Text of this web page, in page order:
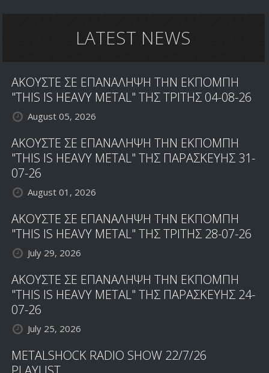
LATEST NEWS
ΑΚΟΥΣΤΕ ΣΕ ΕΠΑΝΑΛΗΨΗ ΤΗΝ ΕΚΠΟΜΠΗ
"THIS IS HEAVY METAL" ΤΗΣ ΤΡΙΤΗΣ 04-08-26
August 05, 2026
ΑΚΟΥΣΤΕ ΣΕ ΕΠΑΝΑΛΗΨΗ ΤΗΝ ΕΚΠΟΜΠΗ
"THIS IS HEAVY METAL" ΤΗΣ ΠΑΡΑΣΚΕΥΗΣ 31-
07-26
August 01, 2026
ΑΚΟΥΣΤΕ ΣΕ ΕΠΑΝΑΛΗΨΗ ΤΗΝ ΕΚΠΟΜΠΗ
"THIS IS HEAVY METAL" ΤΗΣ ΤΡΙΤΗΣ 28-07-26
July 29, 2026
ΑΚΟΥΣΤΕ ΣΕ ΕΠΑΝΑΛΗΨΗ ΤΗΝ ΕΚΠΟΜΠΗ
"THIS IS HEAVY METAL" ΤΗΣ ΠΑΡΑΣΚΕΥΗΣ 24-
07-26
July 25, 2026
METALSHOCK RADIO SHOW 22/7/26